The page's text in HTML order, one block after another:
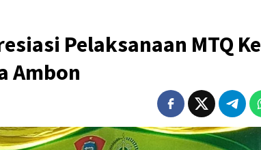
Pelaksanaan MTQ Ke
Ambon